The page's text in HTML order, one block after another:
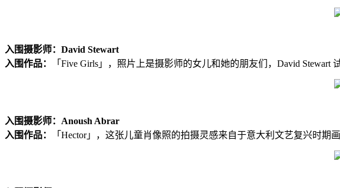
入围摄影师：David Stewart
入围作品：
「Five Girls」，照片上是摄影师的女儿和她的朋友们，David
入围摄影师：Anoush Abrar
入围作品：
「Hector」，这张儿童肖像照的拍摄灵感来自于意大利文艺复兴时期